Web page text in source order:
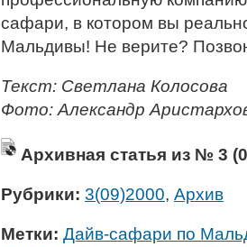
сафари, в котором вы
Мальдивы! Не верите?
Текст: Светлана Колосова
Фото: Александр
Архивная статья из № 3
Рубрики: 3(09)2000, Архив
Метки: Дайв-сафари по